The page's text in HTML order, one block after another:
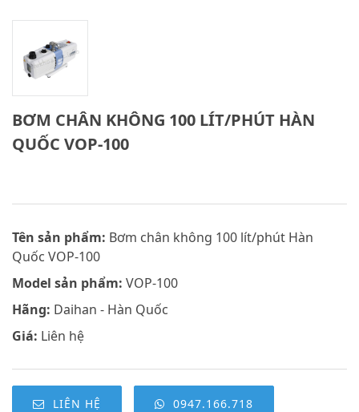
BƠM CHÂN KHÔNG 100 LÍT/PHÚT HÀN
QUỐC VOP-100
Tên sản phẩm: Bơm chân không 100 lít/phút Hàn
Quốc VOP-100
Model sản phẩm: VOP-100
Hãng: Daihan - Hàn Quốc
Giá: Liên hệ
LIÊN HỆ 0947.166.718